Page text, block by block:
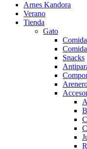
Arnes Kandora
Verano
Tienda
Gato
Snacks